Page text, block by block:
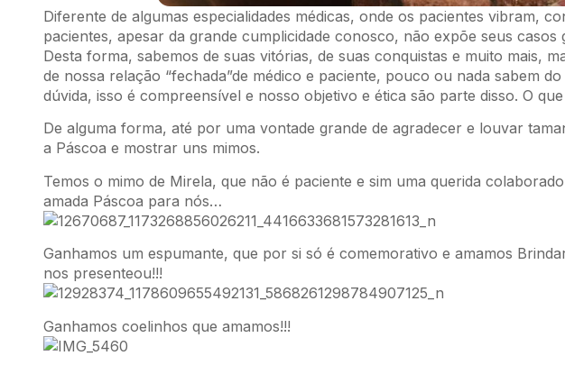
Diferente de algumas especialidades médicas, onde os pacientes vibram,
pacientes, apesar da grande cumplicidade conosco, não expõe seus casos
Desta forma, sabemos de suas vitórias, de suas conquistas e muito mais,
de nossa relação “fechada”de médico e paciente, pouco ou nada sabem
dúvida, isso é compreensível e nosso objetivo e ética são parte disso. O
De alguma forma, até por uma vontade grande de agradecer e louvar
a Páscoa e mostrar uns mimos.
Temos o mimo de Mirela, que não é paciente e sim uma querida
amada Páscoa para nós…
Ganhamos um espumante, que por si só é comemorativo e amamos
nos presenteou!!!
Ganhamos coelinhos que amamos!!!